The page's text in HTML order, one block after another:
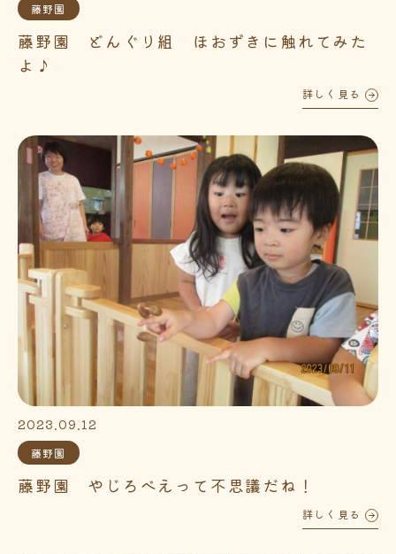
藤野園
藤野園 どんぐり組 ほおずきに触れてみた
よ♪
詳しく見る
2023.09.12
藤野園
藤野園 やじろべえって不思議だね！
詳しく見る